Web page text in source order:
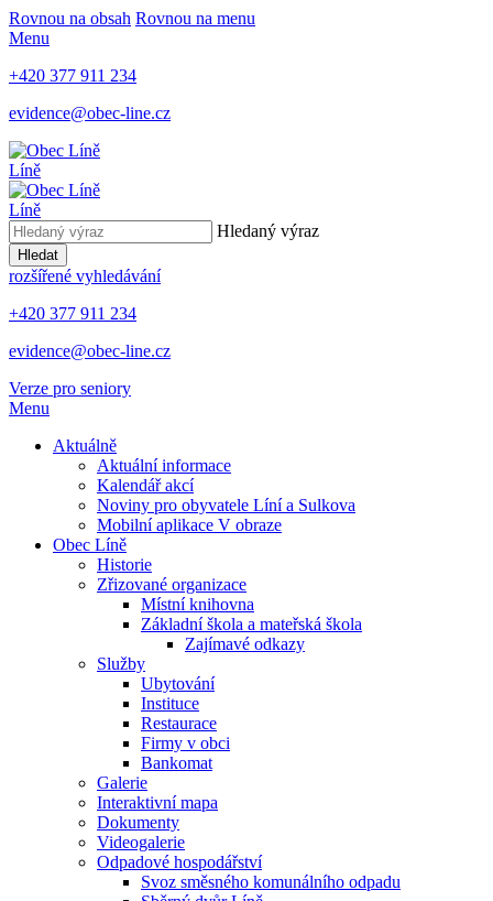
Rovnou na obsah Rovnou na menu
Menu
+420 377 911 234
evidence@obec-line.cz
Líně
Líně
Hledaný výraz
Hledat
rozšířené vyhledávání
+420 377 911 234
evidence@obec-line.cz
Verze pro seniory
Menu
Aktuálně
Aktuální informace
Kalendář akcí
Noviny pro obyvatele Líní a Sulkova
Mobilní aplikace V obraze
Obec Líně
Historie
Zřizované organizace
Místní knihovna
Základní škola a mateřská škola
Zajímavé odkazy
Služby
Ubytování
Instituce
Restaurace
Firmy v obci
Bankomat
Galerie
Interaktivní mapa
Dokumenty
Videogalerie
Odpadové hospodářství
Svoz směsného komunálního odpadu